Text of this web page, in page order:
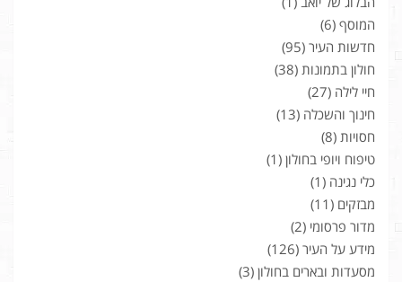
המוסף (6)
חדשות העיר (95)
חולון בתמונות (38)
חיי לילה (27)
חינוך והשכלה (13)
חסויות (8)
טיפוח ויופי בחולון (1)
כלי נגינה (1)
מבזקים (11)
מדור פרסומי (2)
מידע על העיר (126)
מסעדות ובארים בחולון (3)